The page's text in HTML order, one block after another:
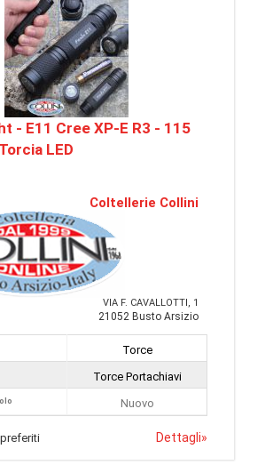
- E11 Cree XP-E R3 - 115
LED
Coltellerie Collini
VIA F. CAVALLOTTI, 1
21052 Busto Arsizio
Torce
Torce Portachiavi
Nuovo
Dettagli»